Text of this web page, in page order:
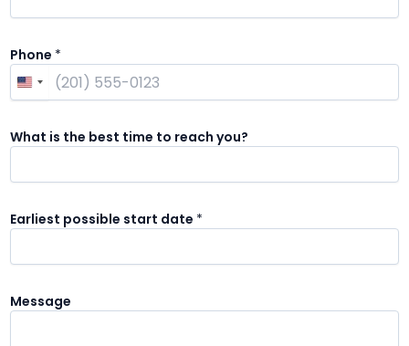
Phone *
What is the best time to reach you?
Earliest possible start date *
Message